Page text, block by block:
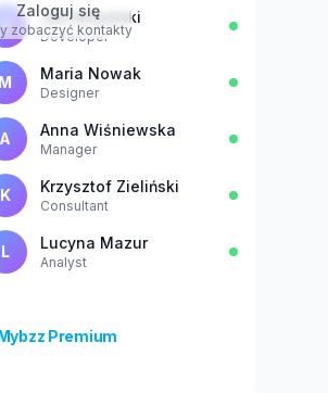
Zaloguj się
zobaczyć kontakty
J Jan Kowalski
Developer
M Maria Nowak
Designer
A Anna Wiśniewska
Manager
K Krzysztof Zieliński
Consultant
L Lucyna Mazur
Analyst
Premium